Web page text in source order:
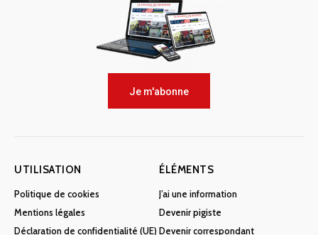
Je m'abonne
UTILISATION
Politique de cookies
Mentions légales
Déclaration de confidentialité (UE)
ÉLÉMENTS
J’ai une information
Devenir pigiste
Devenir correspondant